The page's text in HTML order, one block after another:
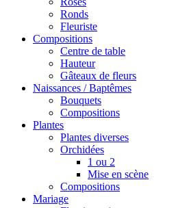
Ronds
Fleuriste
Compositions
Centre de table
Hauteur
Gâteaux de fleurs
Naissances / Baptêmes
Bouquets
Compositions
Plantes
Plantes diverses
Orchidées
1 ou 2
Mise en scène
Compositions
Mariage